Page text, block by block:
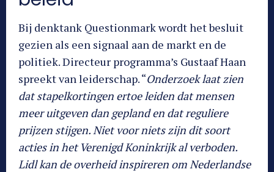
Bij denktank Questionmark wordt het besluit
gezien als een signaal aan de markt en de
politiek. Directeur programma’s Gustaaf Haan
spreekt van leiderschap. “Onderzoek laat zien
dat stapelkortingen ertoe leiden dat mensen
meer uitgeven dan gepland en dat reguliere
prijzen stijgen. Niet voor niets zijn dit soort
acties in het Verenigd Koninkrijk al verboden.
Lidl kan de overheid inspireren om Nederlandse